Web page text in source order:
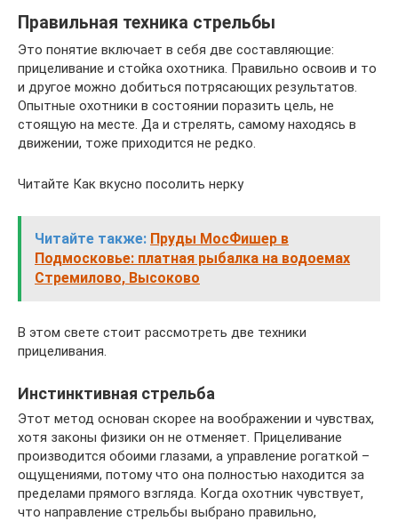
Правильная техника стрельбы
Это понятие включает в себя две составляющие:
прицеливание и стойка охотника. Правильно освоив и то
и другое можно добиться потрясающих результатов.
Опытные охотники в состоянии поразить цель, не
стоящую на месте. Да и стрелять, самому находясь в
движении, тоже приходится не редко.
Читайте Как вкусно посолить нерку
Читайте также: Пруды МосФишер в
Подмосковье: платная рыбалка на водоемах
Стремилово, Высоково
В этом свете стоит рассмотреть две техники
прицеливания.
Инстинктивная стрельба
Этот метод основан скорее на воображении и чувствах,
хотя законы физики он не отменяет. Прицеливание
производится обоими глазами, а управление рогаткой –
ощущениями, потому что она полностью находится за
пределами прямого взгляда. Когда охотник чувствует,
что направление стрельбы выбрано правильно,